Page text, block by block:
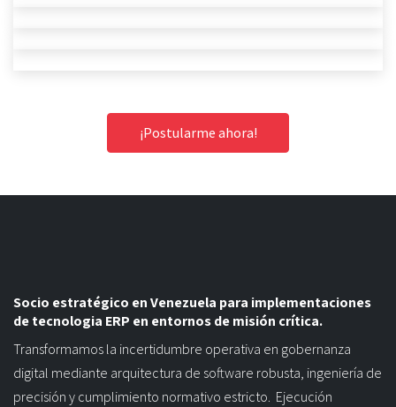
¡Postularme ahora!
Socio estratégico en Venezuela para implementaciones
de tecnologia ERP en entornos de misión crítica.
Transformamos la incertidumbre operativa en gobernanza
digital mediante arquitectura de software robusta, ingeniería de
precisión y cumplimiento normativo estricto. Ejecución